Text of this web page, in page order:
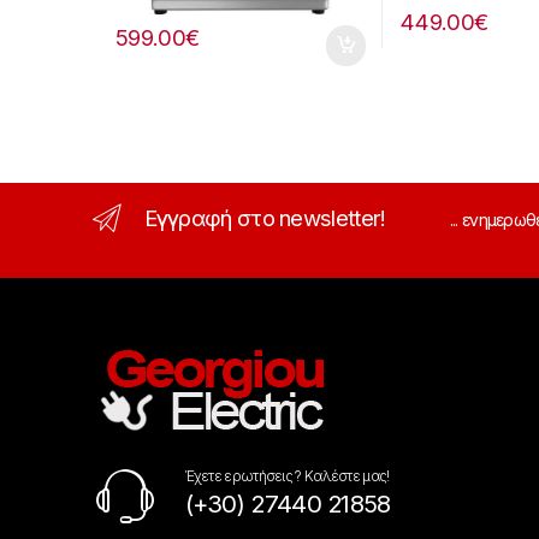
599.00€
449.00€
Εγγραφή στο newsletter! ...
Έχετε ερωτήσεις ? Καλέστε μας!
(+30) 27440 21858